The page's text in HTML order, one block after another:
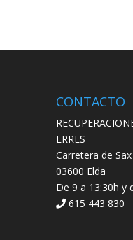
CONTACTO
ERRES
Carretera de
03600 Elda
De 9 a 13:30h y
615 443 830